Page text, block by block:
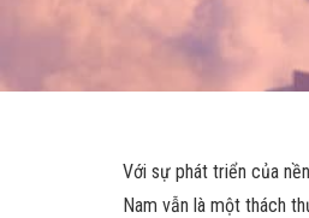
Với sự phát triển của
Nam vẫn là một thách